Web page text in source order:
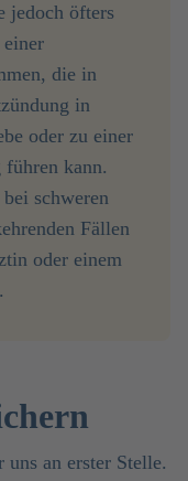
jedoch öfters
einer
die in
in
oder zu einer
kann.
schweren
Fällen
oder einem
an erster Stelle.